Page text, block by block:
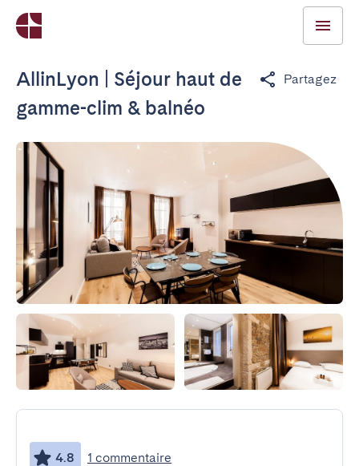
AllinLyon | Séjour haut de
gamme-clim & balnéo
Partagez
4.8 1 commentaire